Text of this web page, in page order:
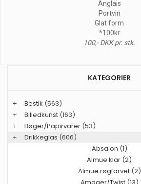
Anglais
Portvin
Glat form
*100kr
100,- DKK pr. stk.
KATEGORIER
+ Bestik (563)
+
Billedkunst (163)
+
Bøger/Papirvarer (53)
+
Drikkeglas (606)
Absalon (1)
Almue klar (2)
Almue røgfarvet (2)
Amager/Twist (13)